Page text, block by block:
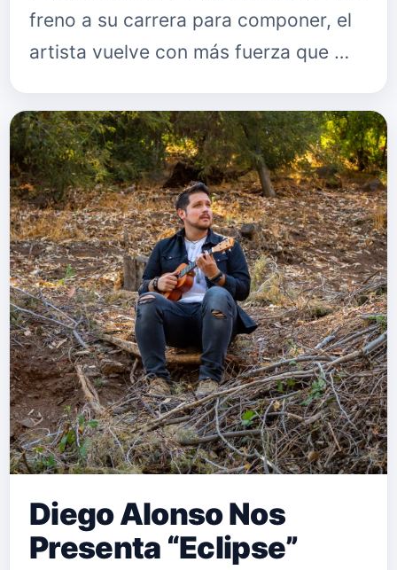
freno a su carrera para componer, el
artista vuelve con más fuerza que …
Diego Alonso Nos
Presenta “Eclipse”